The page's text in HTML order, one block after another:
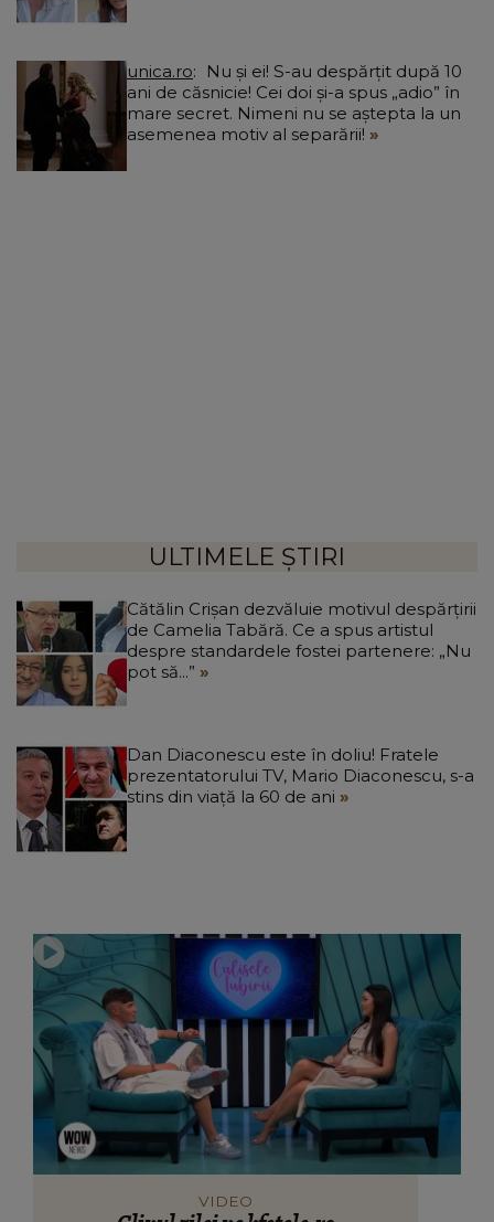
unica.ro
ani de căsnicie! Cei doi și-a spus „adio” în
mare secret. Nimeni nu se aștepta la un
asemenea motiv al separării!
ULTIMELE ȘTIRI
Cătălin Crișan dezvăluie motivul despărțirii
de Camelia Tabără. Ce a spus artistul
despre standardele fostei partenere: „Nu
pot să...”
Dan Diaconescu este în doliu! Fratele
prezentatorului TV, Mario Diaconescu, s-a
stins din viață la 60 de ani
VIDEO